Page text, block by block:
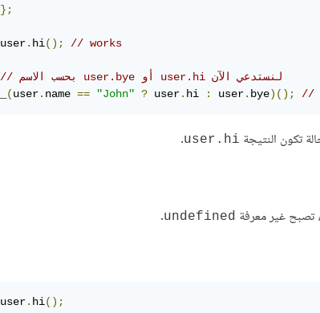
};
user. hi(); // works
// لنستدعي الآن ‫user.hi أو user.bye بحسب الاسم
(user. name == "John" ? user. hi : user. bye)();
تكون النتيجة user.hi
.
تصبح غير معرفة undefined
.
user. hi();